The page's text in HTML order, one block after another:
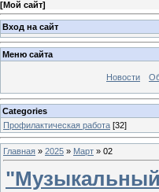
[Мой сайт]
Вход на сайт
Меню сайта
Новости
Categories
Профилактическая работа [32]
Главная » 2025 » Март » 02
"Музыкальный